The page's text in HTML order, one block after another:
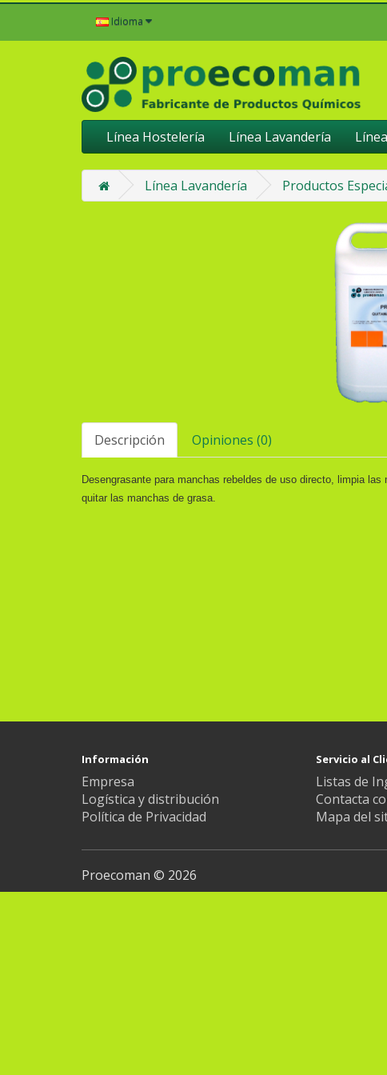
Idioma
Línea Hostelería Línea Lavandería
Línea Lavandería Productos
Descripción Opiniones (0)
Desengrasante para manchas rebeldes de uso directo, limpia
quitar las manchas de grasa.
Información
Empresa
Logística y distribución
Política de Privacidad
Servicio al
Listas de
Contacta
Mapa del
Proecoman © 2026